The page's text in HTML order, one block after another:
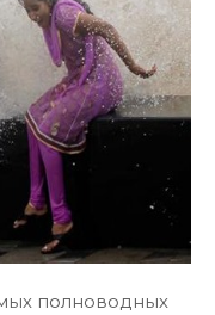
полноводных